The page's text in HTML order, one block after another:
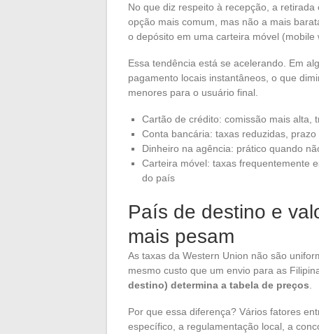
No que diz respeito à recepção, a
opção mais comum, mas não a mais
o depósito em uma carteira móvel
Essa tendência está se acelerando. Em
pagamento locais instantâneos, o que
menores para o usuário final.
Cartão de crédito: comissão mais alta,
Conta bancária: taxas reduzidas,
Dinheiro na agência: prático quando
Carteira móvel: taxas frequentemente
do país
País de destino e
mais pesam
As taxas da Western Union não são
mesmo custo que um envio para as
destino) determina a tabela de preços
Por que essa diferença? Vários fatores
específico, a regulamentação local, a